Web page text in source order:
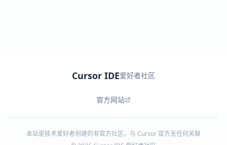
Cursor IDE爱好者社区
官方网站
本站是技术爱好者创建的非官方社区，与 Cursor 官方无任何关联